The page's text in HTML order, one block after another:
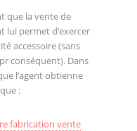
que la vente de
lui permet d’exercer
accessoire (sans
conséquent). Dans
l’agent obtienne
:
fabrication vente